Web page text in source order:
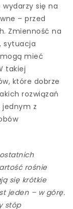
się na
– przed
Zmienność na
sytuacja
mieć
takiej
które dobrze
rozwiązań
jednym z
rośnie
się krótkie
jeden – w górę.
stóp